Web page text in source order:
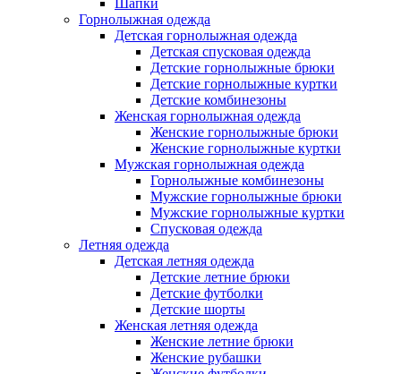
Шапки
Горнолыжная одежда
Детская горнолыжная одежда
Детская спусковая одежда
Детские горнолыжные брюки
Детские горнолыжные куртки
Детские комбинезоны
Женская горнолыжная одежда
Женские горнолыжные брюки
Женские горнолыжные куртки
Мужская горнолыжная одежда
Горнолыжные комбинезоны
Мужские горнолыжные брюки
Мужские горнолыжные куртки
Спусковая одежда
Летняя одежда
Детская летняя одежда
Детские летние брюки
Детские футболки
Детские шорты
Женская летняя одежда
Женские летние брюки
Женские рубашки